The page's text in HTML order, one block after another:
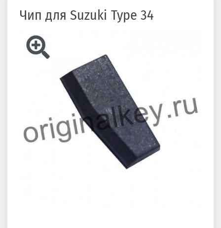
Чип для Suzuki Type 34